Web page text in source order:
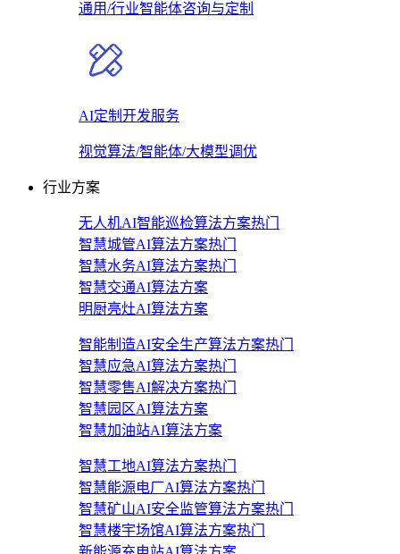
通用/行业智能体咨询与定制
AI定制开发服务
视觉算法/智能体/大模型调优
行业方案
无人机AI智能巡检算法方案热门
智慧城管AI算法方案热门
智慧水务AI算法方案热门
智慧交通AI算法方案
明厨亮灶AI算法方案
智能制造AI安全生产算法方案热门
智慧应急AI算法方案热门
智慧零售AI解决方案热门
智慧园区AI算法方案
智慧加油站AI算法方案
智慧工地AI算法方案热门
智慧能源电厂AI算法方案热门
智慧矿山AI安全监管算法方案热门
智慧楼宇场馆AI算法方案热门